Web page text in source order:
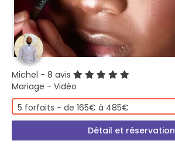
Michel - 8 avis
Mariage - Vidéo
5 forfaits - de 165€ à 485€
Détail et réservation